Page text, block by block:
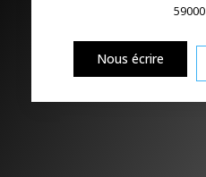
59000
Nous écrire